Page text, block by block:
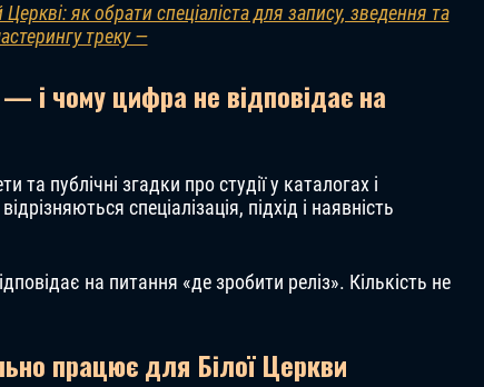
як обрати спеціаліста для запису, зведення та
треку —
— і чому цифра не відповідає на
та публічні згадки про студії у каталогах і
спеціалізація, підхід і наявність
на питання «де зробити реліз». Кількість не
працює для Білої Церкви